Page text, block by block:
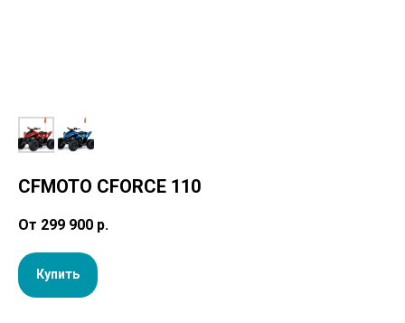
CFMOTO CFORCE 110
От 299 900 р.
Купить